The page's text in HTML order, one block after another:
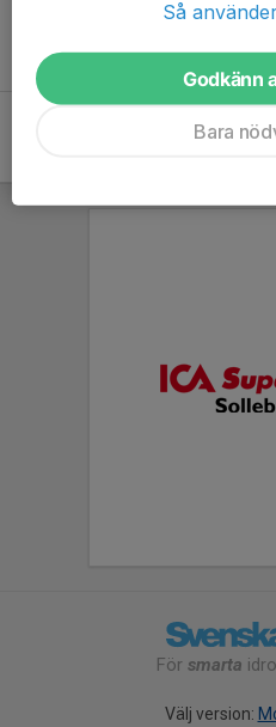
För smarta
Välj version:
Så
Godkänn
Bara